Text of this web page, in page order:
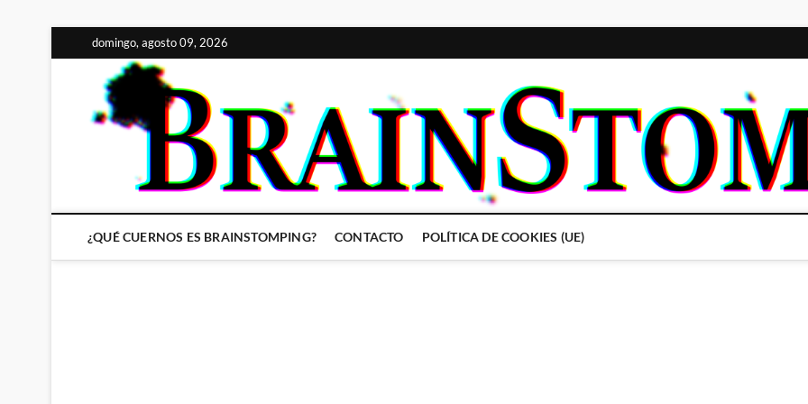
al
contenido
domingo, agosto 09, 2026
¿QUÉ CUERNOS ES BRAINSTOMPING? CONTACTO POLÍTICA DE COOKIES (UE)